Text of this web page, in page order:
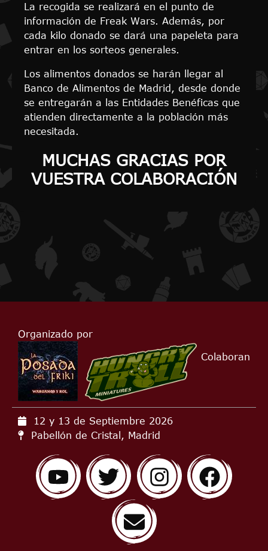
La recogida se realizará en el punto de
información de Freak Wars. Además, por
cada kilo donado se dará una papeleta para
entrar en los sorteos generales.
Los alimentos donados se harán llegar al
Banco de Alimentos de Madrid, desde donde
se entregarán a las Entidades Benéficas que
atienden directamente a la población más
necesitada.
MUCHAS GRACIAS POR
VUESTRA COLABORACIÓN
Organizado por
Colaboran
12 y 13 de Septiembre 2026
Pabellón de Cristal, Madrid